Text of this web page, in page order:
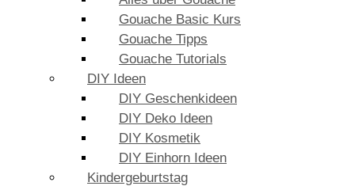
Gouache Basic Kurs
Gouache Tipps
Gouache Tutorials
DIY Ideen
DIY Geschenkideen
DIY Deko Ideen
DIY Kosmetik
DIY Einhorn Ideen
Kindergeburtstag